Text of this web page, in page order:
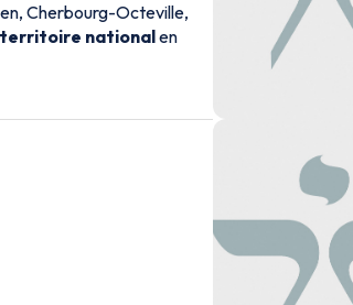
Cherbourg-Octeville,
nationalen